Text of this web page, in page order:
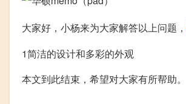
大家好，小杨来为大家解答以上问题，
1简洁的设计和多彩的外观
本文到此结束，希望对大家有所帮助。